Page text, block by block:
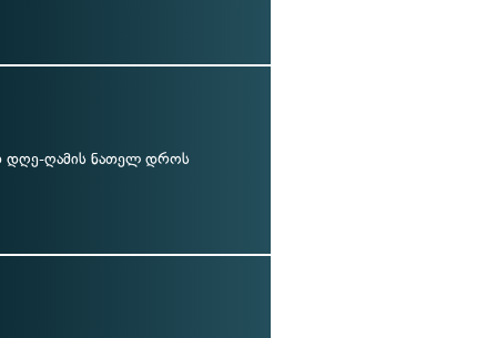
ღამის ნათელ დროს